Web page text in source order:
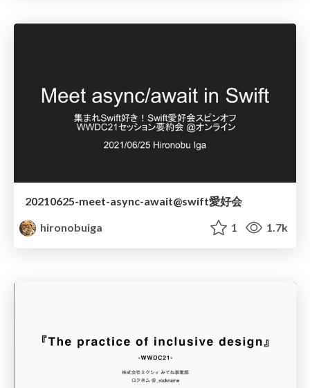
20210625-meet-async-await@swift愛好会
hironobuiga
1 1.7k